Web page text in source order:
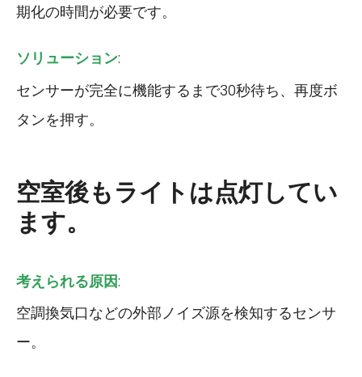
期化の時間が必要です。
ソリューション:
センサーが完全に機能するまで30秒待ち、再度ボ
タンを押す。
空室後もライトは点灯してい
ます。
考えられる原因:
空調換気口などの外部ノイズ源を検知するセンサ
ー。